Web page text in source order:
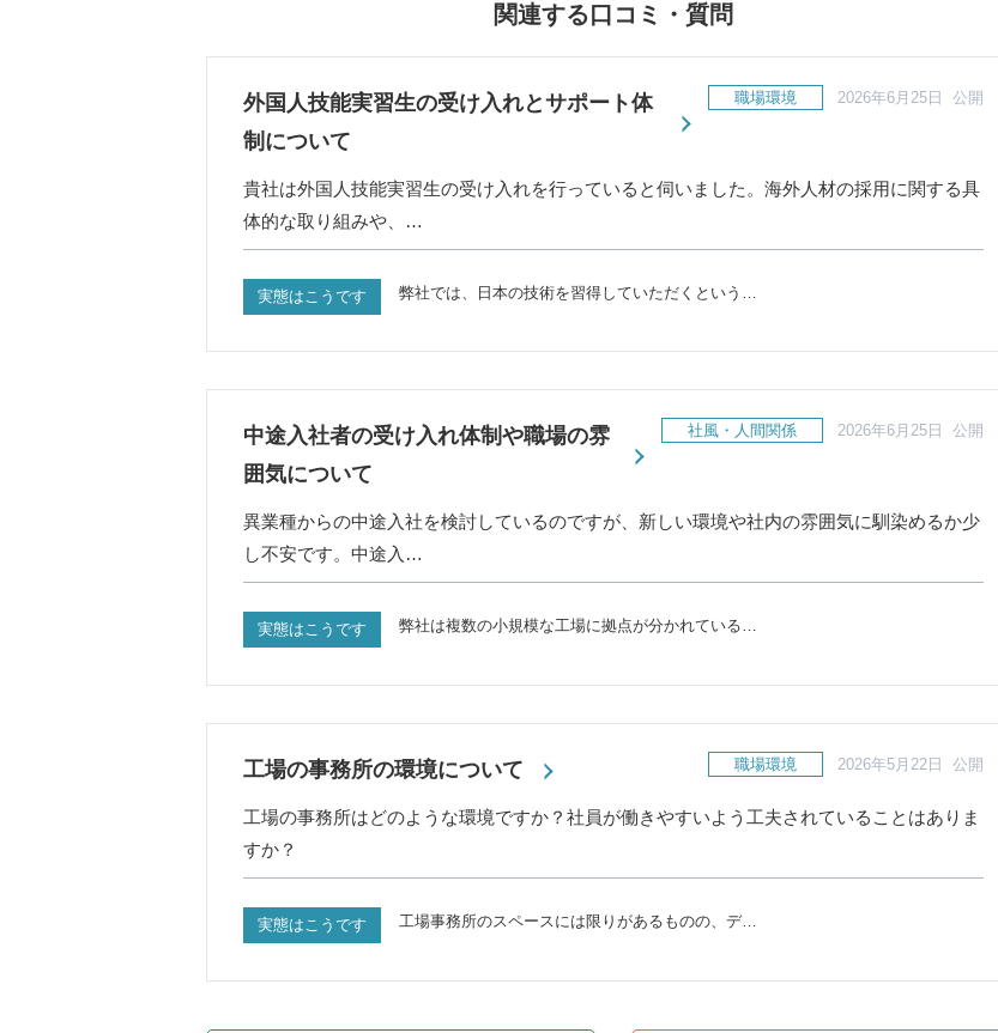
関連する口コミ・質問
外国人技能実習生の受け入れとサポート体
制について
職場環境 2026年6月25日 公開
貴社は外国人技能実習生の受け入れを行っていると伺いました。海外人材の採用に関する具
体的な取り組みや、…
実態はこうです 弊社では、日本の技術を習得していただくという…
中途入社者の受け入れ体制や職場の雰
囲気について
社風・人間関係 2026年6月25日 公開
異業種からの中途入社を検討しているのですが、新しい環境や社内の雰囲気に馴染めるか少
し不安です。中途入…
実態はこうです 弊社は複数の小規模な工場に拠点が分かれている…
工場の事務所の環境について 職場環境 2026年5月22日 公開
工場の事務所はどのような環境ですか？社員が働きやすいよう工夫されていることはありま
すか？
実態はこうです 工場事務所のスペースには限りがあるものの、デ…